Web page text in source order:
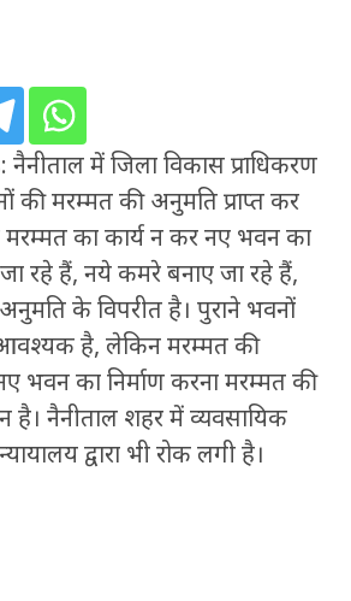
में जिला विकास प्राधिकरण
की मरम्मत की अनुमति प्राप्त कर
मरम्मत का कार्य न कर नए भवन का
जा रहे हैं, नये कमरे बनाए जा रहे हैं,
के विपरीत है। पुराने भवनों
है, लेकिन मरम्मत की
भवन का निर्माण करना मरम्मत की
है। नैनीताल शहर में व्यवसायिक
द्वारा भी रोक लगी है।